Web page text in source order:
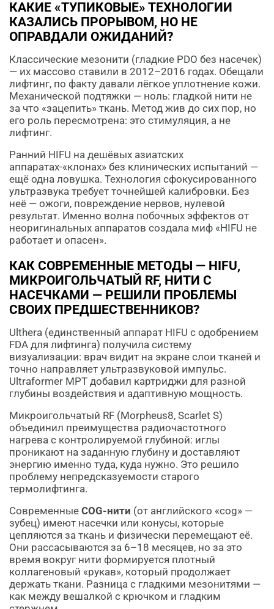
КАКИЕ «ТУПИКОВЫЕ» ТЕХНОЛОГИИ
КАЗАЛИСЬ ПРОРЫВОМ, НО НЕ
ОПРАВДАЛИ ОЖИДАНИЙ?
Классические мезонити (гладкие PDO без насечек)
— их массово ставили в 2012–2016 годах. Обещали
лифтинг, по факту давали лёгкое уплотнение кожи.
Механической подтяжки — ноль: гладкой нити не
за что «зацепить» ткань. Метод жив до сих пор, но
его роль пересмотрена: это стимуляция, а не
лифтинг.
Ранний HIFU на дешёвых азиатских
аппаратах-«клонах» без клинических испытаний —
ещё одна ловушка. Технология сфокусированного
ультразвука требует точнейшей калибровки. Без
неё — ожоги, повреждение нервов, нулевой
результат. Именно волна побочных эффектов от
неоригинальных аппаратов создала миф «HIFU не
работает и опасен».
КАК СОВРЕМЕННЫЕ МЕТОДЫ — HIFU,
МИКРОИГОЛЬЧАТЫЙ RF, НИТИ С
НАСЕЧКАМИ — РЕШИЛИ ПРОБЛЕМЫ
СВОИХ ПРЕДШЕСТВЕННИКОВ?
Ulthera (единственный аппарат HIFU с одобрением
FDA для лифтинга) получила систему
визуализации: врач видит на экране слои тканей и
точно направляет ультразвуковой импульс.
Ultraformer MPT добавил картриджи для разной
глубины воздействия и адаптивную мощность.
Микроигольчатый RF (Morpheus8, Scarlet S)
объединил преимущества радиочастотного
нагрева с контролируемой глубиной: иглы
проникают на заданную глубину и доставляют
энергию именно туда, куда нужно. Это решило
проблему непредсказуемости старого
термолифтинга.
Современные COG-нити (от английского «cog» —
зубец) имеют насечки или конусы, которые
цепляются за ткань и физически перемещают её.
Они рассасываются за 6–18 месяцев, но за это
время вокруг нити формируется плотный
коллагеновый «рукав», который продолжает
держать ткани. Разница с гладкими мезонитями —
как между вешалкой с крючком и гладким